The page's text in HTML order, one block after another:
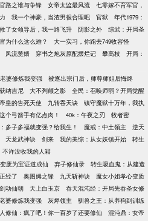
官路之谁与争锋 女帝太监最风流
七零嫁不育军官，
我一个神豪，当渣男很合理吧 官狱
年代1979：
了女领导后，我一路飞升 阴影之外
综武：开局圣
为什么这么难？
大一实习，你跑去749收容怪
风流赘婿 穿书之炮灰原配摆烂记 攀高枝
开局：
婆修炼我变强
被逐出宗门后，师尊师姐后悔终
纳吉尼 大不列颠之影
全民：召唤师弱？开局觉醒
帝皇的告死天使 九转吞天诀
镇守魔狱十万年，我执
个弓箭手有亿点肉！ 40k：午夜之刃
牧者密
多子多福就变强？给我生！ 魔戒：中土领主
逆天
天龙武神诀 剑来 我的美综：从女妖镇开始
转生
不许没收我的人籍
废为宝证道成仙 弃子修仙录
转生吸血鬼：从建造
经了 奥图姆之锋 九天斩神诀
魔女小姐孝心变质
剑动仙朝 天上白玉京
吞天混沌经：开局先吞圣女修
婆修炼我变强 灰烬领主
驯兽之王：从养狗到训练
修仙：疯了吧！你一百岁了还要修仙
混沌鼎：女帝